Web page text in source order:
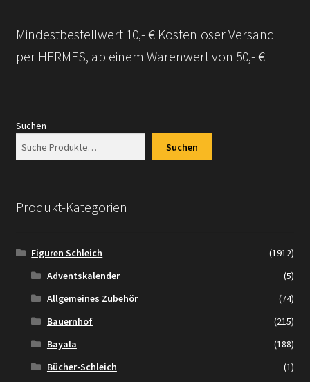
Mindestbestellwert 10,- € Kostenloser Versand
per HERMES, ab einem Warenwert von 50,- €
Suchen
Suchen
Produkt-Kategorien
Figuren Schleich
(1912)
Adventskalender
(5)
Allgemeines Zubehör
(74)
Bauernhof
(215)
Bayala
(188)
Bücher-Schleich
(1)